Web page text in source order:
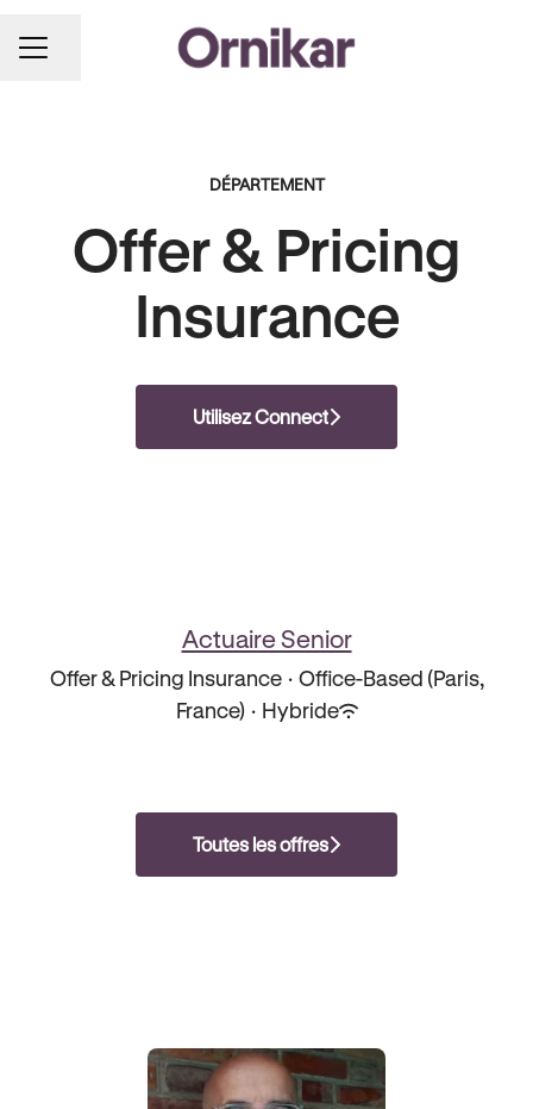
MENU CARRIÈRE
Partager la page
DÉPARTEMENT
Offer & Pricing
Insurance
Utilisez Connect
Actuaire Senior
Offer & Pricing Insurance · Office-Based (Paris,
France) · Hybride
Toutes les offres